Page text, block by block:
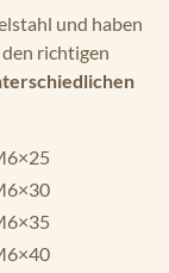
und haben
richtigen